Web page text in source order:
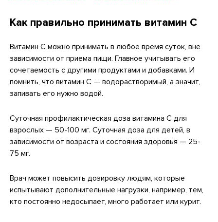
Как правильно принимать витамин С
Витамин C можно принимать в любое время суток, вне
зависимости от приема пищи. Главное учитывать его
сочетаемость с другими продуктами и добавками. И
помнить, что витамин C — водорастворимый, а значит,
запивать его нужно водой.
Суточная профилактическая доза витамина C для
взрослых — 50-100 мг. Суточная доза для детей, в
зависимости от возраста и состояния здоровья — 25-
75 мг.
Врач может повысить дозировку людям, которые
испытывают дополнительные нагрузки, например, тем,
кто постоянно недосыпает, много работает или курит.